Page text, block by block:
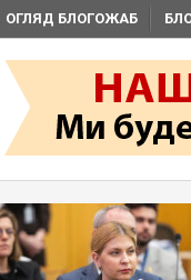
ОГЛЯД БЛОГОЖАБ